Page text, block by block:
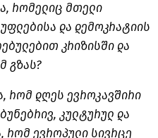
რომელიც მთელი
და დემოკრატიის
კრიზისში და
გზას?
რომ დღეს ევროკავშირი
კულტურულ და
რომ ევროპული სივრცე